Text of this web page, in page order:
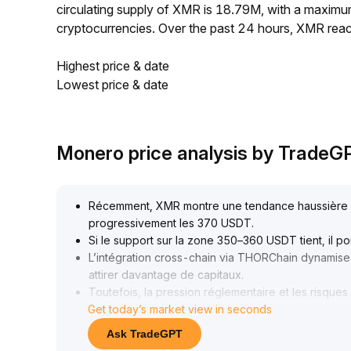
circulating supply of XMR is 18.79M, with a
cryptocurrencies. Over the past 24 hours, XMR
Highest price & date
Lowest price & date
Monero price analysis by
Récemment, XMR montre une tendance
progressivement les 370 USDT.
Si le support sur la zone 350–360 USDT tient, il
L’intégration cross-chain via THORChain
attirer davantage de capitaux.
Toutefois, la pression réglementaire et les
terme.
Sur le long terme, l’intérêt accru pour les
XMR offre alors une diversification du
Get today’s market view in seconds
Ask TradeGPT